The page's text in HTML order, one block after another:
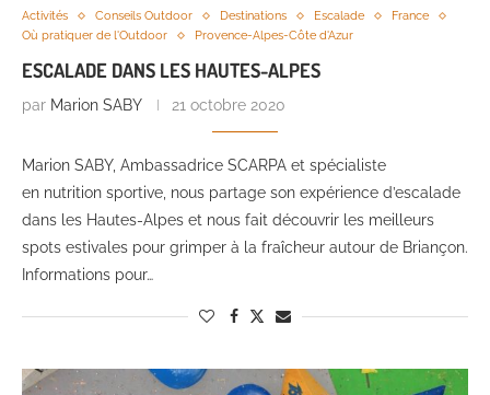
Activités Conseils Outdoor Destinations Escalade
France
Où pratiquer de l'Outdoor
Provence-Alpes-Côte d'Azur
ESCALADE DANS LES HAUTES-ALPES
par Marion SABY 21 octobre 2020
Marion SABY, Ambassadrice SCARPA et spécialiste
en nutrition sportive, nous partage son expérience d’escalade
dans les Hautes-Alpes et nous fait découvrir les meilleurs
spots estivales pour grimper à la fraîcheur autour de Briançon.
Informations pour…